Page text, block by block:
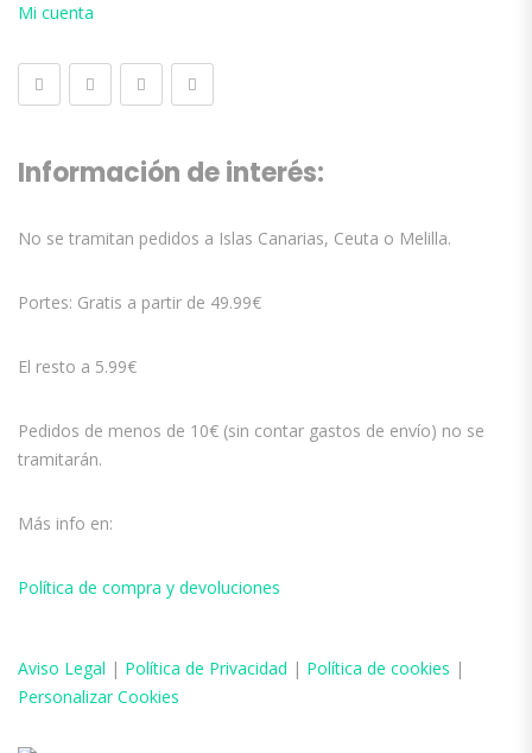
Mi cuenta
Información de interés:
No se tramitan pedidos a Islas Canarias, Ceuta o Melilla.
Portes: Gratis a partir de 49.99€
El resto a 5.99€
Pedidos de menos de 10€ (sin contar gastos de envío) no se
tramitarán.
Más info en:
Política de compra y devoluciones
Aviso Legal | Política de Privacidad | Política de cookies |
Personalizar Cookies